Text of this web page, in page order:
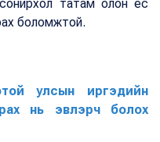
татам олон ёс
боломжтой.
улсын иргэдийн
нь эвлэрч болох